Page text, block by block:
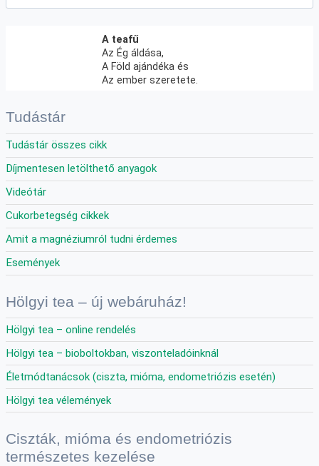
A teafű
Az Ég áldása,
A Föld ajándéka és
Az ember szeretete.
Tudástár
Tudástár összes cikk
Díjmentesen letölthető anyagok
Videótár
Cukorbetegség cikkek
Amit a magnéziumról tudni érdemes
Események
Hölgyi tea – új webáruház!
Hölgyi tea – online rendelés
Hölgyi tea – bioboltokban, viszonteladóinknál
Életmódtanácsok (ciszta, mióma, endometriózis esetén)
Hölgyi tea vélemények
Ciszták, mióma és endometriózis
természetes kezelése